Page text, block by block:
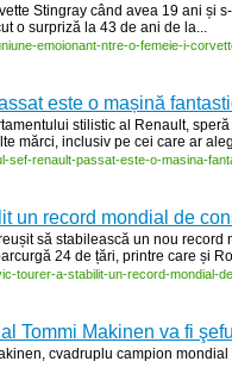
Stingray când avea 19 ani și
o surpriză la 43 de ani de la...
emoionant-ntre-o-femeie-i-
este o mașină
stilistic al Renault,
mărci, inclusiv pe cei care ar
sef-renault-passat-este-o-masina-
un record mondial de
să stabilească un nou
24 de țări, printre care și
tourer-a-stabilit-un-record-mondial-
Tommi Makinen va fi
cvadruplu campion